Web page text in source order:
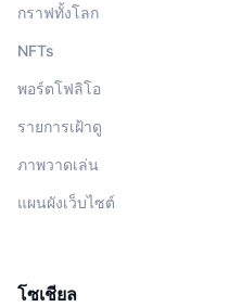
กราฟทั้งโลก
NFTs
พอร์ตโฟลิโอ
รายการเฝ้าดู
ภาพวาดเล่น
แผนผังเว็บไซต์
โซเชียล